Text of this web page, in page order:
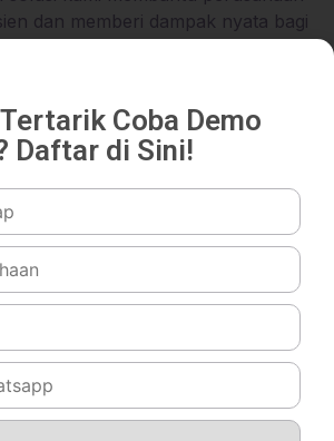
dan memberi dampak nyata bagi
Coba Demo
Daftar di Sini!